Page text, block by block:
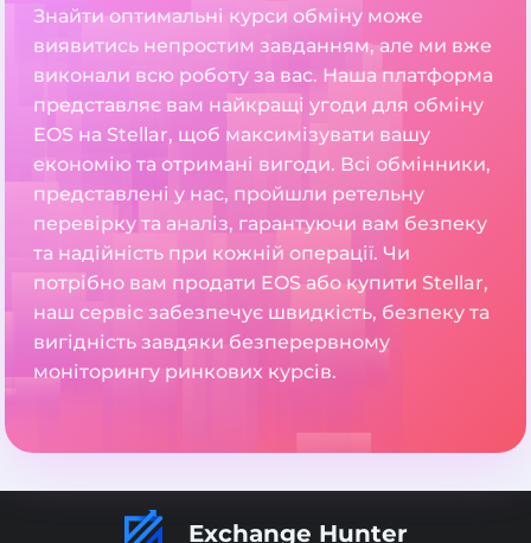
Знайти оптимальні курси обміну може
виявитись непростим завданням, але ми вже
виконали всю роботу за вас. Наша платформа
представляє вам найкращі угоди для обміну
EOS на Stellar, щоб максимізувати вашу
економію та отримані вигоди. Всі обмінники,
представлені у нас, пройшли ретельну
перевірку та аналіз, гарантуючи вам безпеку
та надійність при кожній операції. Чи
потрібно вам продати EOS або купити Stellar,
наш сервіс забезпечує швидкість, безпеку та
вигідність завдяки безперервному
моніторингу ринкових курсів.
Exchange Hunter